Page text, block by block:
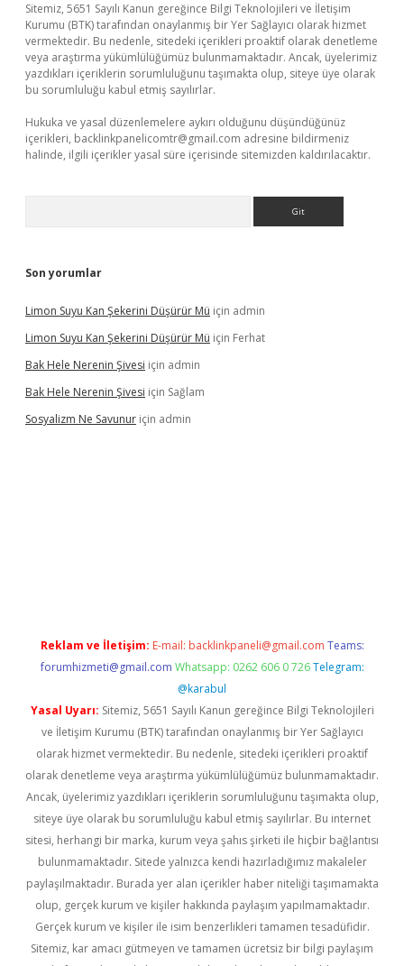
Sitemiz, 5651 Sayılı Kanun gereğince Bilgi Teknolojileri ve İletişim
Kurumu (BTK) tarafından onaylanmış bir Yer Sağlayıcı olarak hizmet
vermektedir. Bu nedenle, sitedeki içerikleri proaktif olarak denetleme
veya araştırma yükümlülüğümüz bulunmamaktadır. Ancak, üyelerimiz
yazdıkları içeriklerin sorumluluğunu taşımakta olup, siteye üye olarak
bu sorumluluğu kabul etmiş sayılırlar.
Hukuka ve yasal düzenlemelere aykırı olduğunu düşündüğünüz
içerikleri, backlinkpanelicomtr@gmail.com adresine bildirmeniz
halinde, ilgili içerikler yasal süre içerisinde sitemizden kaldırılacaktır.
Son yorumlar
Limon Suyu Kan Şekerini Düşürür Mü için admin
Limon Suyu Kan Şekerini Düşürür Mü için Ferhat
Bak Hele Nerenin Şivesi için admin
Bak Hele Nerenin Şivesi için Sağlam
Sosyalizm Ne Savunur için admin
Reklam ve İletişim: E-mail: backlinkpaneli@gmail.com Teams:
forumhizmeti@gmail.com Whatsapp: 0262 606 0 726 Telegram:
@karabul
Yasal Uyarı: Sitemiz, 5651 Sayılı Kanun gereğince Bilgi Teknolojileri
ve İletişim Kurumu (BTK) tarafından onaylanmış bir Yer Sağlayıcı
olarak hizmet vermektedir. Bu nedenle, sitedeki içerikleri proaktif
olarak denetleme veya araştırma yükümlülüğümüz bulunmamaktadır.
Ancak, üyelerimiz yazdıkları içeriklerin sorumluluğunu taşımakta olup,
siteye üye olarak bu sorumluluğu kabul etmiş sayılırlar. Bu internet
sitesi, herhangi bir marka, kurum veya şahıs şirketi ile hiçbir bağlantısı
bulunmamaktadır. Sitede yalnızca kendi hazırladığımız makaleler
paylaşılmaktadır. Burada yer alan içerikler haber niteliği taşımamakta
olup, gerçek kurum ve kişiler hakkında paylaşım yapılmamaktadır.
Gerçek kurum ve kişiler ile isim benzerlikleri tamamen tesadüfidir.
Sitemiz, kar amacı gütmeyen ve tamamen ücretsiz bir bilgi paylaşım